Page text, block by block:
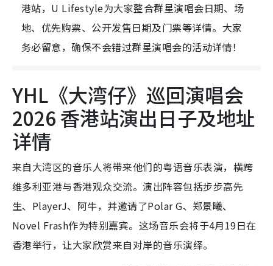
港站，U Lifestyle为大家整合群星演唱会日期、场
地、优先购票、公开发售日期及门票等详情。大家
务必留意，确保不会错过群星演唱会的活动详情！
YHL《大湾仔》巡回演唱会
2026 香港站演出日子及地址
详情
来自大湾区的音乐人将带来他们的粤语音乐表演，横跨
维多利亚港与香港观众交流。演出阵容包括步步高先
生、PlayerJ、阿牛，并邀请了Polar G、郑景曦、
Novel Frash作为特别嘉宾。这场音乐会将于4月19日在
香港举行，让大家欣赏来自对岸的音乐演绎。